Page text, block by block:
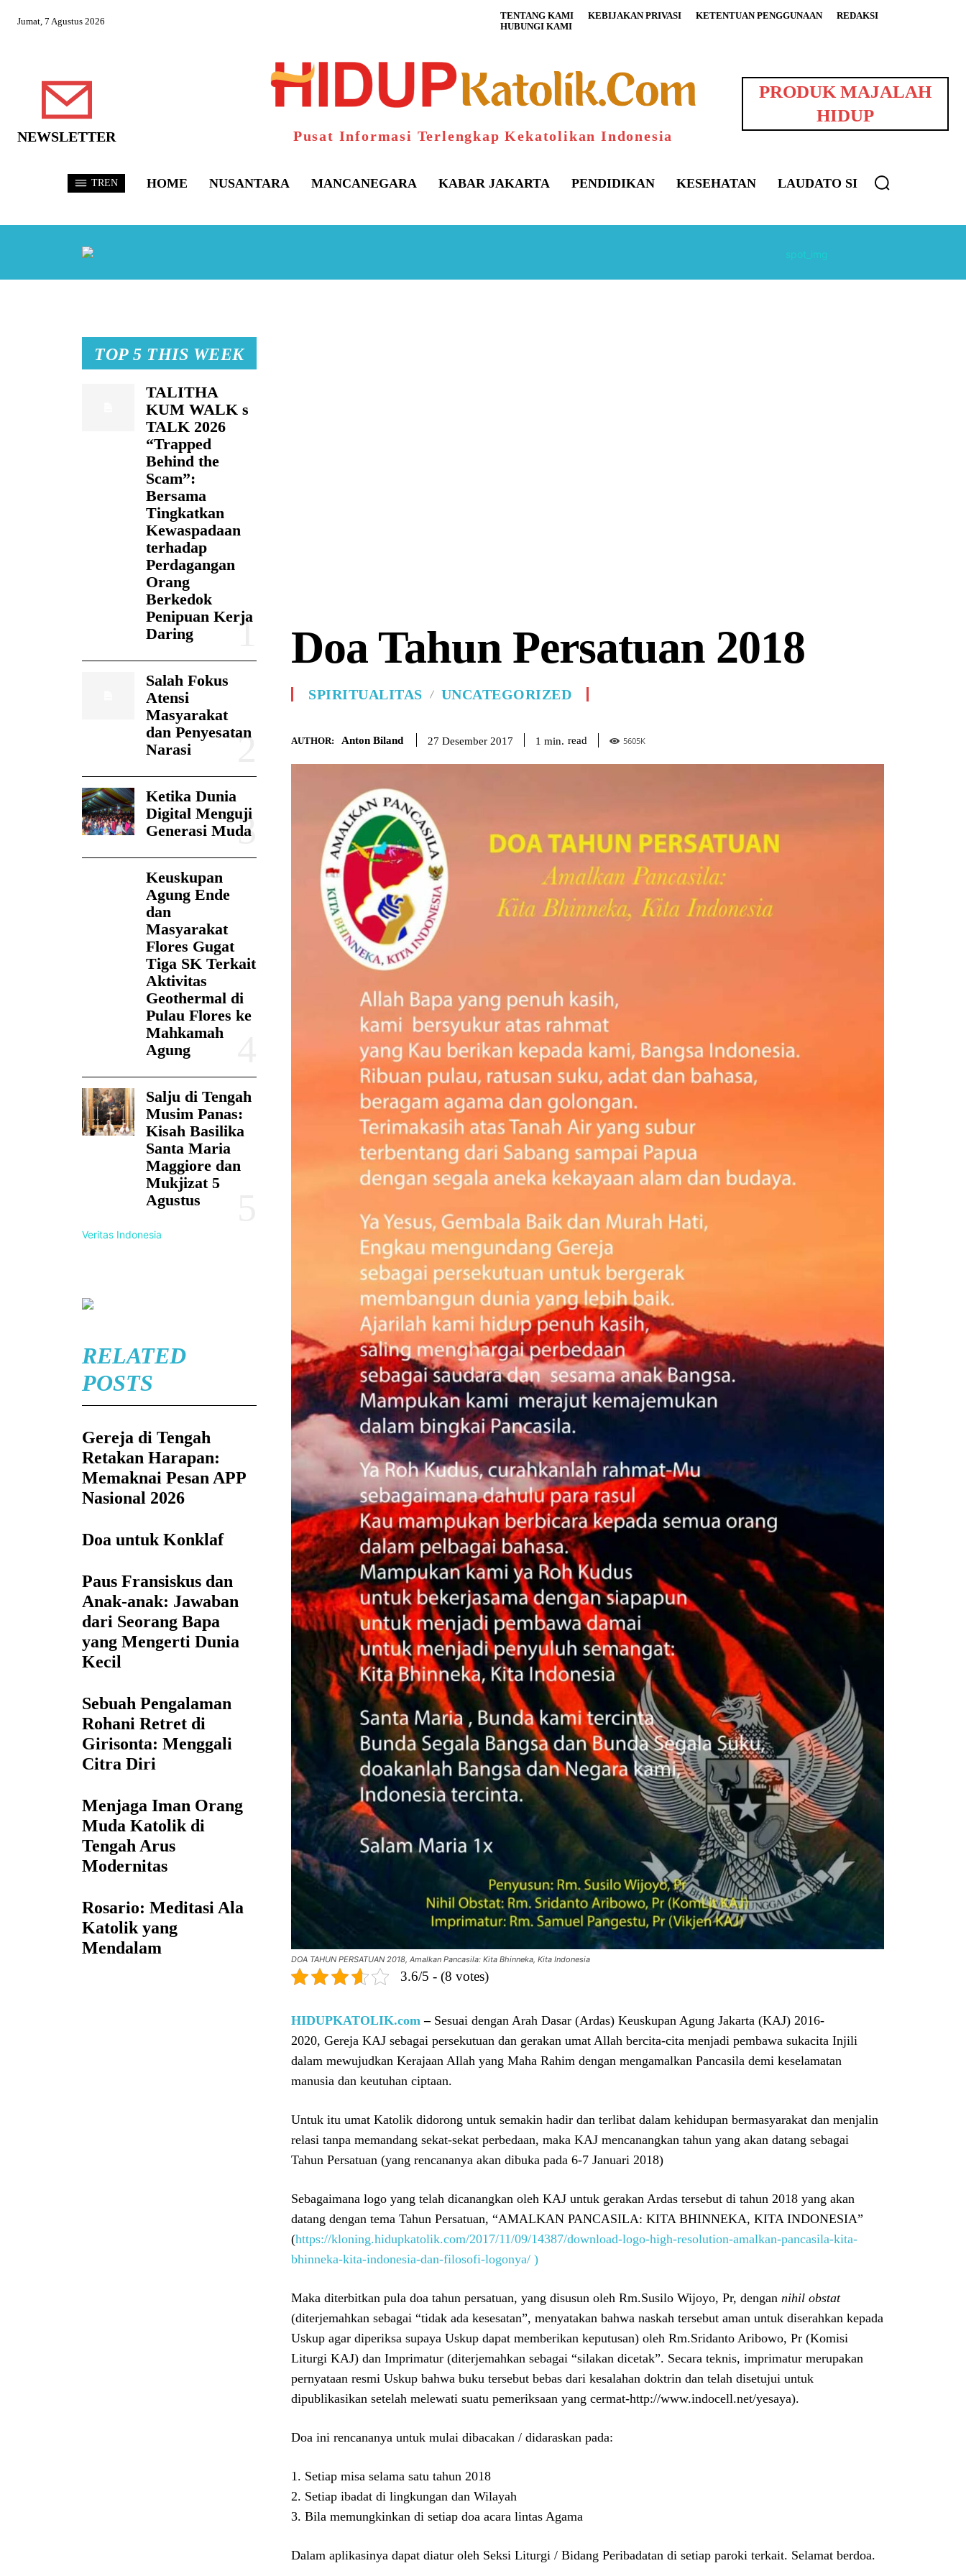
Jumat, 7 Agustus 2026 TENTANG KAMI KEBIJAKAN PRIVASI KETENTUAN PENGGUNAAN
REDAKSI
HUBUNGI KAMI
NEWSLETTER Pusat Informasi Terlengkap Kekatolikan Indonesia
PRODUK MAJALAH
HIDUP
TREN HOME NUSANTARA MANCANEGARA KABAR JAKARTA PENDIDIKAN KESEHATAN LAUDATO SI
TOP 5 THIS WEEK
TALITHA
KUM WALK s
TALK 2026
“Trapped
Behind the
Scam”:
Bersama
Tingkatkan
Kewaspadaan
terhadap
Perdagangan
Orang
Berkedok
Penipuan Kerja
Daring
Salah Fokus
Atensi
Masyarakat
dan Penyesatan
Narasi
Ketika Dunia
Digital Menguji
Generasi Muda
Keuskupan
Agung Ende
dan
Masyarakat
Flores Gugat
Tiga SK Terkait
Aktivitas
Geothermal di
Pulau Flores ke
Mahkamah
Agung
Salju di Tengah
Musim Panas:
Kisah Basilika
Santa Maria
Maggiore dan
Mukjizat 5
Agustus
Veritas Indonesia
RELATED
POSTS
Gereja di Tengah
Retakan Harapan:
Memaknai Pesan APP
Nasional 2026
Doa untuk Konklaf
Paus Fransiskus dan
Anak-anak: Jawaban
dari Seorang Bapa
yang Mengerti Dunia
Kecil
Sebuah Pengalaman
Rohani Retret di
Girisonta: Menggali
Citra Diri
Menjaga Iman Orang
Muda Katolik di
Tengah Arus
Modernitas
Rosario: Meditasi Ala
Katolik yang
Mendalam
Doa Tahun Persatuan 2018
SPIRITUALITAS UNCATEGORIZED
AUTHOR: Anton Biland 27 Desember 2017 1 min. read 5605K
DOA TAHUN PERSATUAN 2018, Amalkan Pancasila: Kita Bhinneka, Kita Indonesia
3.6/5 - (8 votes)
HIDUPKATOLIK.com – Sesuai dengan Arah Dasar (Ardas) Keuskupan Agung Jakarta (KAJ) 2016-
2020, Gereja KAJ sebagai persekutuan dan gerakan umat Allah bercita-cita menjadi pembawa sukacita Injili
dalam mewujudkan Kerajaan Allah yang Maha Rahim dengan mengamalkan Pancasila demi keselamatan
manusia dan keutuhan ciptaan.
Untuk itu umat Katolik didorong untuk semakin hadir dan terlibat dalam kehidupan bermasyarakat dan menjalin
relasi tanpa memandang sekat-sekat perbedaan, maka KAJ mencanangkan tahun yang akan datang sebagai
Tahun Persatuan (yang rencananya akan dibuka pada 6-7 Januari 2018)
Sebagaimana logo yang telah dicanangkan oleh KAJ untuk gerakan Ardas tersebut di tahun 2018 yang akan
datang dengan tema Tahun Persatuan, “AMALKAN PANCASILA: KITA BHINNEKA, KITA INDONESIA”
(https://kloning.hidupkatolik.com/2017/11/09/14387/download-logo-high-resolution-amalkan-pancasila-kita-
bhinneka-kita-indonesia-dan-filosofi-logonya/ )
Maka diterbitkan pula doa tahun persatuan, yang disusun oleh Rm.Susilo Wijoyo, Pr, dengan nihil obstat
(diterjemahkan sebagai “tidak ada kesesatan”, menyatakan bahwa naskah tersebut aman untuk diserahkan kepada
Uskup agar diperiksa supaya Uskup dapat memberikan keputusan) oleh Rm.Sridanto Aribowo, Pr (Komisi
Liturgi KAJ) dan Imprimatur (diterjemahkan sebagai “silakan dicetak”. Secara teknis, imprimatur merupakan
pernyataan resmi Uskup bahwa buku tersebut bebas dari kesalahan doktrin dan telah disetujui untuk
dipublikasikan setelah melewati suatu pemeriksaan yang cermat-http://www.indocell.net/yesaya).
Doa ini rencananya untuk mulai dibacakan / didaraskan pada:
1. Setiap misa selama satu tahun 2018
2. Setiap ibadat di lingkungan dan Wilayah
3. Bila memungkinkan di setiap doa acara lintas Agama
Dalam aplikasinya dapat diatur oleh Seksi Liturgi / Bidang Peribadatan di setiap paroki terkait. Selamat berdoa.